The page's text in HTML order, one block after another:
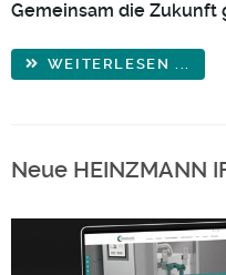
Gemeinsam die Zukunft
WEITERLESEN ...
Neue HEINZMANN